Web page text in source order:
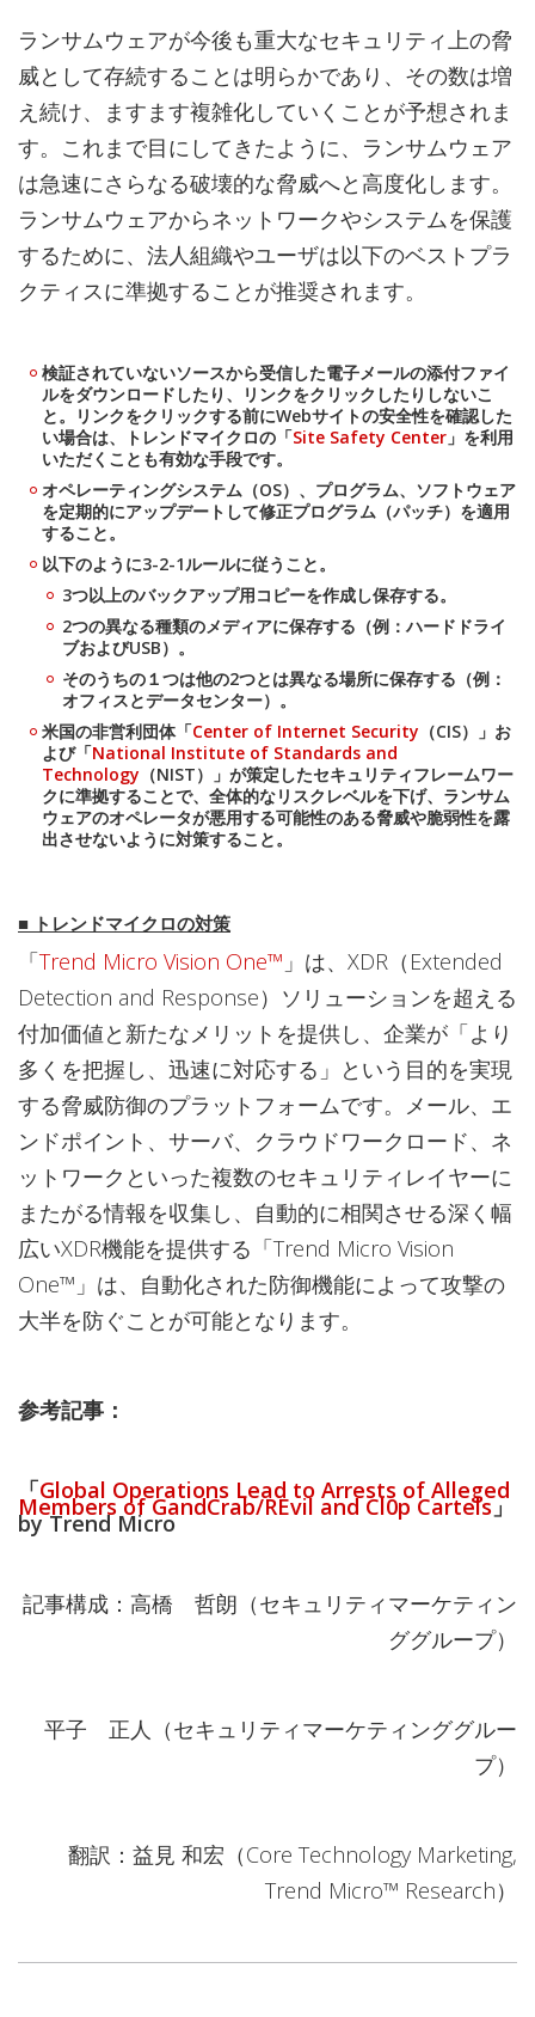
ランサムウェアが今後も重大なセキュリティ上の脅
威として存続することは明らかであり、その数は増
え続け、ますます複雑化していくことが予想されま
す。これまで目にしてきたように、ランサムウェア
は急速にさらなる破壊的な脅威へと高度化します。
ランサムウェアからネットワークやシステムを保護
するために、法人組織やユーザは以下のベストプラ
クティスに準拠することが推奨されます。
検証されていないソースから受信した電子メールの添付ファイ
ルをダウンロードしたり、リンクをクリックしたりしないこ
と。リンクをクリックする前にWebサイトの安全性を確認した
い場合は、トレンドマイクロの「Site Safety Center 」を利用
いただくことも有効な手段です。
オペレーティングシステム（OS）、プログラム、ソフトウェア
を定期的にアップデートして修正プログラム（パッチ）を適用
すること。
以下のように3-2-1ルールに従うこと。
3つ以上のバックアップ用コピーを作成し保存する。
2つの異なる種類のメディアに保存する（例：ハードドライ
ブおよびUSB）。
そのうちの１つは他の2つとは異なる場所に保存する（例：
オフィスとデータセンター）。
米国の非営利団体「Center of Internet Security （CIS）」お
よび「National Institute of Standards and
Technology （NIST）」が策定したセキュリティフレームワー
クに準拠することで、全体的なリスクレベルを下げ、ランサム
ウェアのオペレータが悪用する可能性のある脅威や脆弱性を露
出させないように対策すること。
■ トレンドマイクロの対策
「Trend Micro Vision One™ 」は、XDR（Extended
Detection and Response）ソリューションを超える
付加価値と新たなメリットを提供し、企業が「より
多くを把握し、迅速に対応する」という目的を実現
する脅威防御のプラットフォームです。メール、エ
ンドポイント、サーバ、クラウドワークロード、ネ
ットワークといった複数のセキュリティレイヤーに
またがる情報を収集し、自動的に相関させる深く幅
広いXDR機能を提供する「Trend Micro Vision
One™」は、自動化された防御機能によって攻撃の
大半を防ぐことが可能となります。
参考記事：
「Global Operations Lead to Arrests of Alleged
Members of GandCrab/REvil and Cl0p Cartels」
by Trend Micro
記事構成：高橋 哲朗（セキュリティマーケティン
ググループ）
平子 正人（セキュリティマーケティンググルー
プ）
翻訳：益見 和宏（Core Technology Marketing,
Trend Micro™ Research）